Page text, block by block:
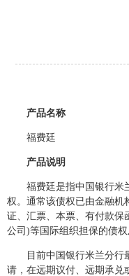
产品名称
福费廷
产品说明
福费廷是指中国银行米
权。通常该债权已由金融机
证、汇票、本票、有付款保
公司)等国际组织担保的债
目前中国银行米兰分
请，在远期议付、远期承兑